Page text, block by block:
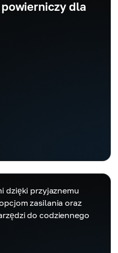
dla
dzięki przyjaznemu
zasilania oraz
do codziennego